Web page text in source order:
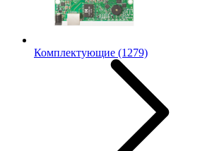
Комплектующие (1279)